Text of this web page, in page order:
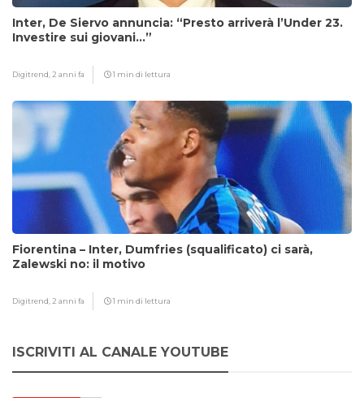
Inter, De Siervo annuncia: “Presto arriverà l’Under 23.
Investire sui giovani…”
Digitrend, 2 anni fa 1 min di lettura
Fiorentina – Inter, Dumfries (squalificato) ci sarà,
Zalewski no: il motivo
Digitrend, 2 anni fa 1 min di lettura
ISCRIVITI AL CANALE YOUTUBE